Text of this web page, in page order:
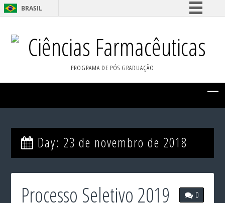
BRASIL
Comunica BR
Participe
Acesso à informação
Ciências Farmacêuticas
PROGRAMA DE PÓS GRADUAÇÃO
Day: 23 de novembro de 2018
0
Processo Seletivo 2019